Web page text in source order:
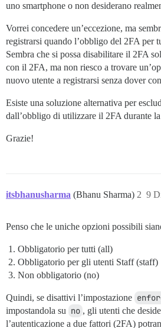
uno smartphone o non desiderano
Vorrei concedere un’eccezione, ma
registrarsi quando l’obbligo del 2FA per
Sembra che si possa disabilitare il 2FA
con il 2FA, ma non riesco a trovare
nuovo utente a registrarsi senza dover
Esiste una soluzione alternativa per
dall’obbligo di utilizzare il 2FA durante
Grazie!
itsbhanusharma (Bhanu Sharma) 9
2
Penso che le uniche opzioni possibili
Obbligatorio per tutti (all)
Obbligatorio per gli utenti Staff (staff)
Non obbligatorio (no)
Quindi, se disattivi l’impostazione
impostandola su no , gli utenti che
l’autenticazione a due fattori (2FA)